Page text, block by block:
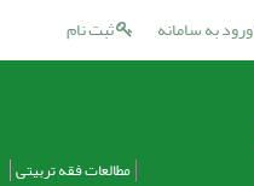
ثبت نام ورود به سامانه
مطالعات فقه تربیتی